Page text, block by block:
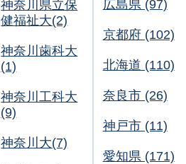
神奈川県立保
健福祉大(2)
神奈川歯科大
(1)
神奈川工科大
(9)
神奈川大(7)
広島県 (97)
京都府 (102)
北海道 (110)
奈良市 (26)
神戸市 (11)
愛知県 (171)